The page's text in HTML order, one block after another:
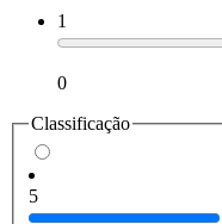
1
0
Classificação
5